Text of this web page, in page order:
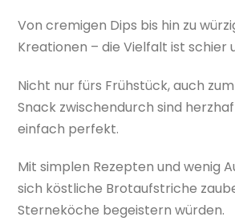
Von cremigen Dips bis hin zu
Kreationen – die Vielfalt ist schier
Nicht nur fürs Frühstück, auch
Snack zwischendurch sind
einfach perfekt.
Mit simplen Rezepten und wenig
sich köstliche Brotaufstriche
Sterneköche begeistern würden.